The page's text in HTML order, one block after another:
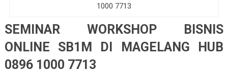
1000 7713
SEMINAR WORKSHOP BISNIS
ONLINE SB1M DI MAGELANG HUB
0896 1000 7713